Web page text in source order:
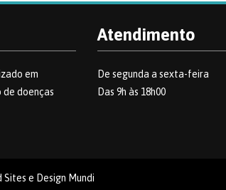
em
doenças
Atendimento
De segunda a sexta-feira
Das 9h às 18h00
e Design Mundi